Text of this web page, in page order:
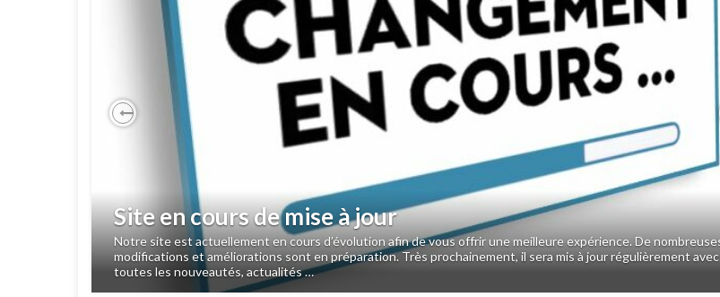
Site en cours de mise à jour
Notre site est actuellement en cours d’évolution afin de vous offrir une meilleure expérience. De
modifications et améliorations sont en préparation. Très prochainement, il sera mis à jour régulièrement avec
toutes les nouveautés, actualités …
Previous